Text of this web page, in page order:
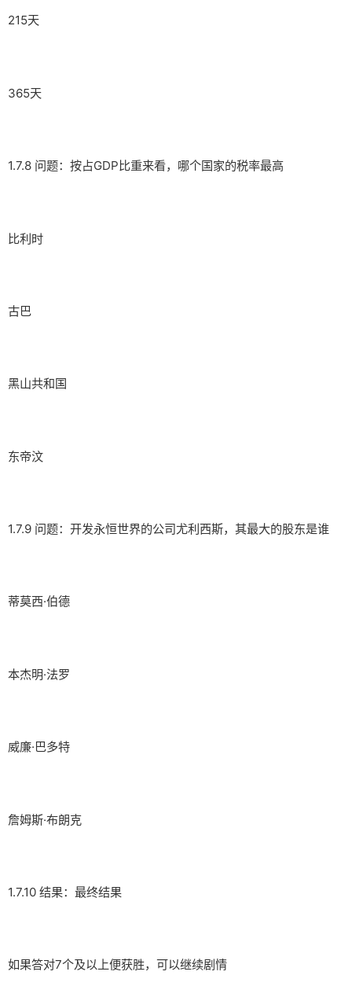
215天
365天
1.7.8 问题：按占GDP比重来看，哪个国家的税率最高
比利时
古巴
黑山共和国
东帝汶
1.7.9 问题：开发永恒世界的公司尤利西斯，其最大的股东是谁
蒂莫西·伯德
本杰明·法罗
威廉·巴多特
詹姆斯·布朗克
1.7.10 结果：最终结果
如果答对7个及以上便获胜，可以继续剧情